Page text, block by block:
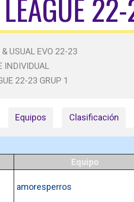
USUAL EVO 22-23
INDIVIDUAL
22-23 GRUP 1
Equipos Clasificación
Equipo
amoresperros